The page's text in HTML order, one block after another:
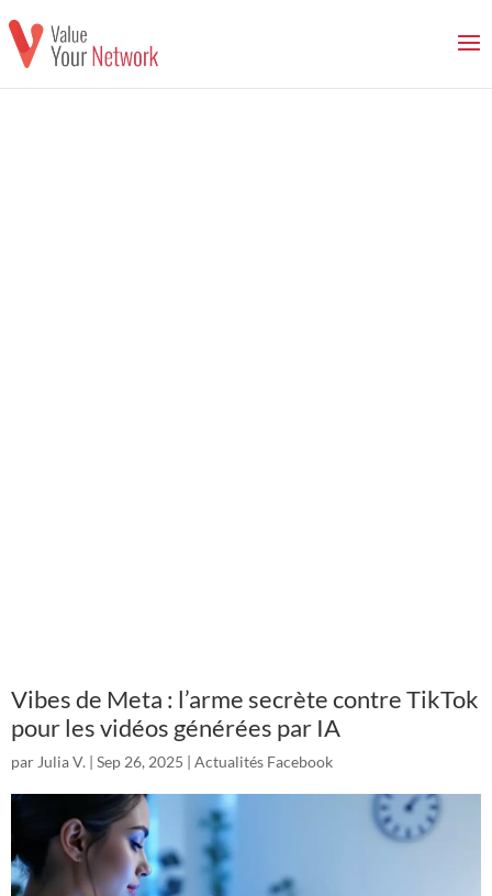
Vibes de Meta : l’arme secrète contre TikTok
pour les vidéos générées par IA
par Julia V. | Sep 26, 2025 | Actualités Facebook